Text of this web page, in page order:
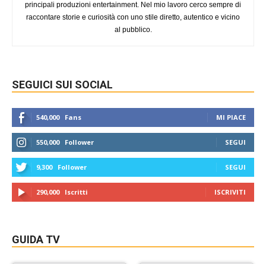
principali produzioni entertainment. Nel mio lavoro cerco sempre di
raccontare storie e curiosità con uno stile diretto, autentico e vicino
al pubblico.
SEGUICI SUI SOCIAL
540,000 Fans MI PIACE
550,000 Follower SEGUI
9,300 Follower SEGUI
290,000 Iscritti ISCRIVITI
GUIDA TV